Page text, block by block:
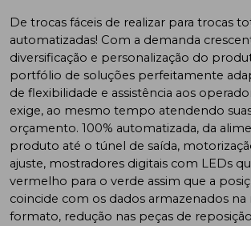
De trocas fáceis de realizar para trocas
automatizadas! Com a demanda
diversificação e personalização do
portfólio de soluções perfeitamente
de flexibilidade e assistência aos
exige, ao mesmo tempo atendendo
orçamento. 100% automatizada, da
produto até o túnel de saída,
ajuste, mostradores digitais com LEDs
vermelho para o verde assim que a
coincide com os dados armazenados na
formato, redução nas peças de